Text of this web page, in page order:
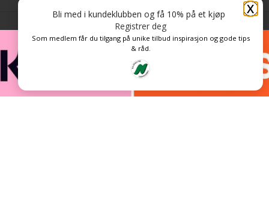
X
Bli med i kundeklubben og få 10% på et kjøp
Registrer deg
Som medlem får du tilgang på unike tilbud inspirasjon og gode tips
& råd.